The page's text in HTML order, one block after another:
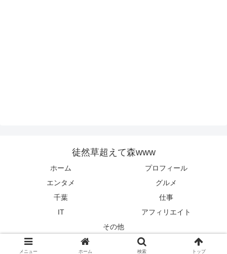
徒然草超えて森www
ホーム
プロフィール
エンタメ
グルメ
千葉
仕事
IT
アフィリエイト
その他
© 2022 徒然草超えて森www.
メニュー ホーム 検索 トップ